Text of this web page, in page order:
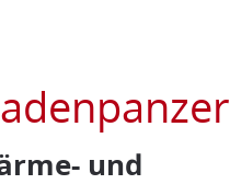
und